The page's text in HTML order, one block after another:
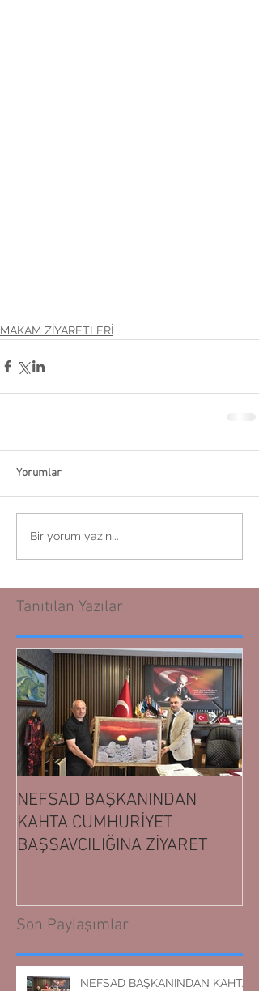
MAKAM ZİYARETLERİ
Yorumlar
Bir yorum yazın...
Tanıtılan Yazılar
NEFSAD BAŞKANINDAN
KAHTA CUMHURİYET
BAŞSAVCILIĞINA ZİYARET
Son Paylaşımlar
NEFSAD BAŞKANINDAN KAHTA